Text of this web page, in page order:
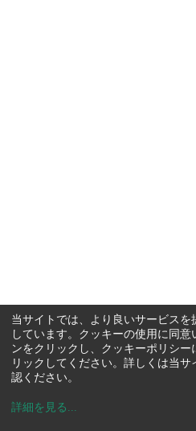
当サイトでは、より良いサービス
しています。クッキーの使用に同
ンをクリックし、クッキーポリシ
リックしてください。詳しくは当サ
認ください。
詳細を見る ...